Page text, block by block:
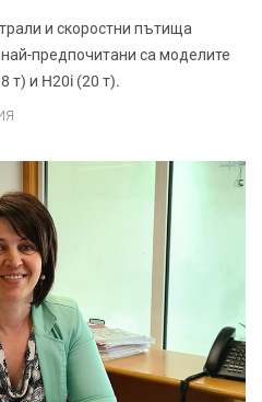
и скоростни пътища
предпочитани са моделите
т) и H20i (20 т).